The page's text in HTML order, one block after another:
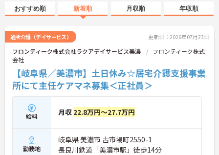
おすすめ順 新着順 月収順 年収順
通所介護（デイサービス） 更新日：2026年07月23日
フロンティーク株式会社ラクアデイサービス美濃
フロンティーク株式
会社
【岐阜県／美濃市】土日休み☆居宅介護支援事業
所にて主任ケアマネ募集＜正社員＞
給料 月収 22.8万円～27.7万円
勤務地
岐阜県 美濃市 古市場町2550-1
長良川鉄道「美濃市駅」徒歩14分